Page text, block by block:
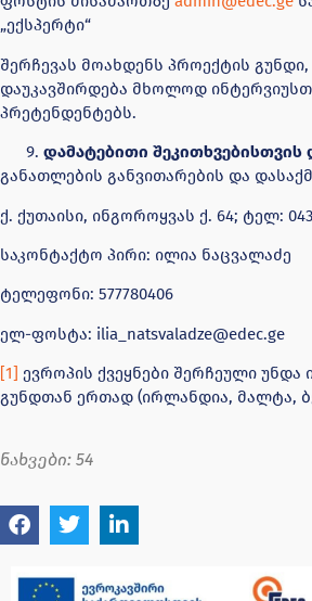
„ექსპერტი“
შერჩევას მოახდენს პროექტის
დაუკავშირდება მხოლოდ
პრეტენდენტებს.
დამატებითი შეკითხვებისთვის
განათლების განვითარების და
ქ. ქუთაისი, ინგოროყვას ქ. 64; ტელ:
საკონტაქტო პირი: ილია ნაცვალაძე
ტელეფონი: 577780406
ელ-ფოსტა: ilia_natsvaladze@edec.ge
[1] ევროპის ქვეყნები შერჩეული უნდა
გუნდთან ერთად (ირლანდია, მალტა,
ნახვები: 54